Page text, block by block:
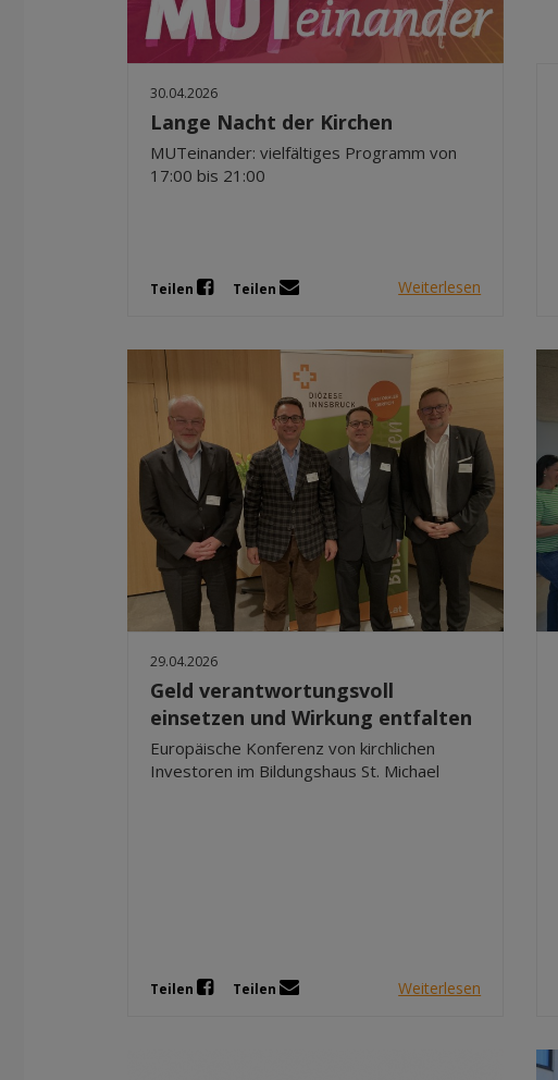
30.04.2026
Lange Nacht der Kirchen
MUTeinander: vielfältiges Programm von
17:00 bis 21:00
Teilen Teilen Weiterlesen
29.04.2026
Geld verantwortungsvoll
einsetzen und Wirkung entfalten
Europäische Konferenz von kirchlichen
Investoren im Bildungshaus St. Michael
Teilen Teilen Weiterlesen